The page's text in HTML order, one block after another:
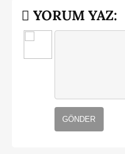
YORUM YAZ:
GÖNDER